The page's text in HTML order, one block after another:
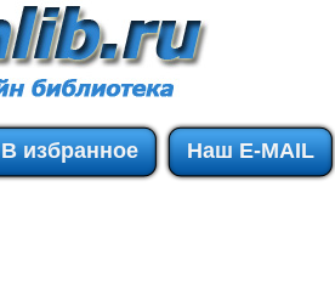
В избранное Наш E-MAIL